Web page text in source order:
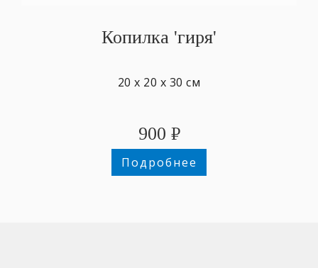
Копилка 'гиря'
20 х 20 х 30 см
900 ₽
Подробнее